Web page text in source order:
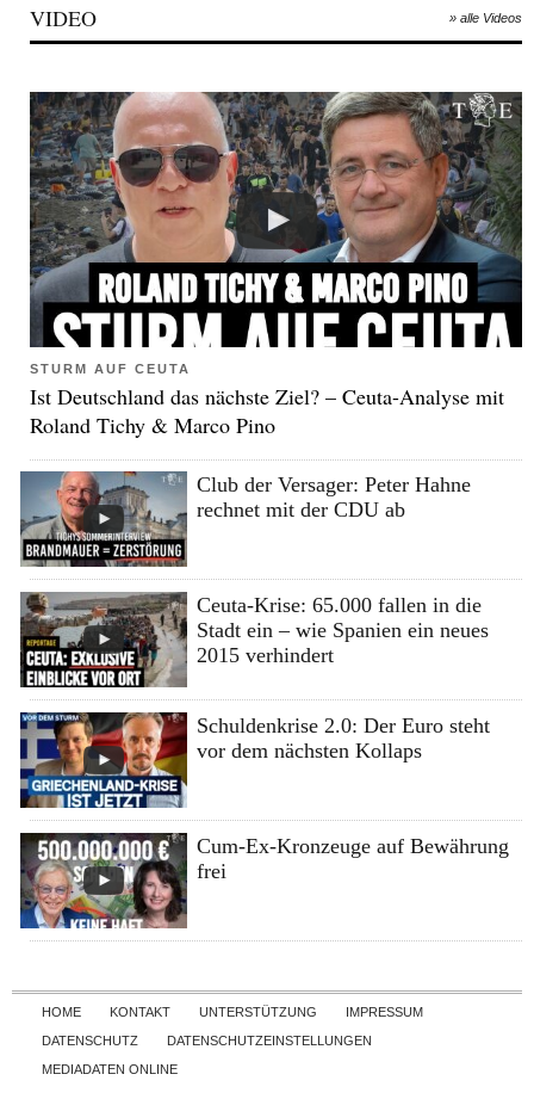
VIDEO » alle Videos
STURM AUF CEUTA
Ist Deutschland das nächste Ziel? – Ceuta-Analyse mit
Roland Tichy & Marco Pino
Club der Versager: Peter Hahne
rechnet mit der CDU ab
Ceuta-Krise: 65.000 fallen in die
Stadt ein – wie Spanien ein neues
2015 verhindert
Schuldenkrise 2.0: Der Euro steht
vor dem nächsten Kollaps
Cum-Ex-Kronzeuge auf Bewährung
frei
Skip to content
HOME KONTAKT UNTERSTÜTZUNG
IMPRESSUM
DATENSCHUTZ
DATENSCHUTZEINSTELLUNGEN
MEDIADATEN ONLINE